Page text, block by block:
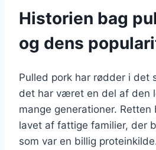
Historien bag
og dens
Pulled pork har rødder i det
det har været en del af den
mange generationer.
lavet af fattige familier, der
som var en billig